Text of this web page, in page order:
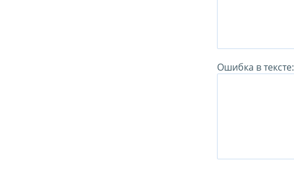
Ошибка в тексте: